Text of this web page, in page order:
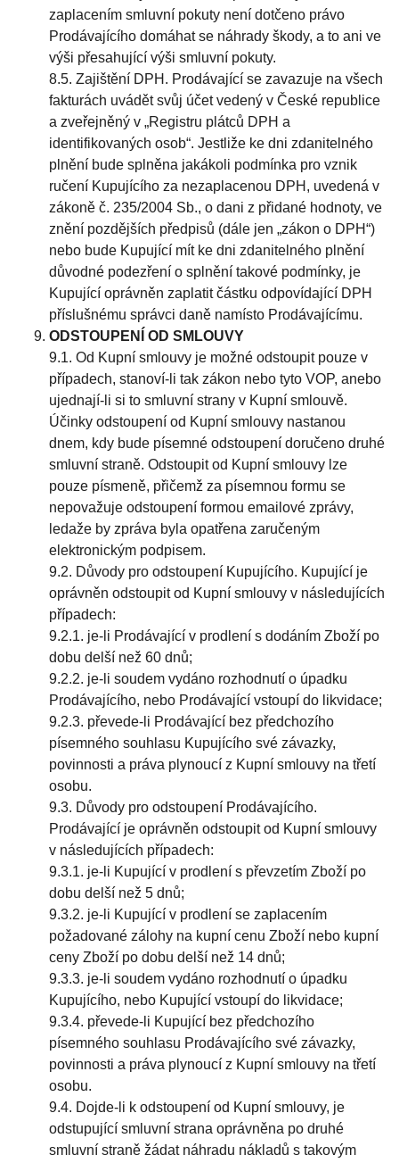
zaplacením smluvní pokuty není dotčeno právo
Prodávajícího domáhat se náhrady škody, a to ani ve
výši přesahující výši smluvní pokuty.
8.5. Zajištění DPH. Prodávající se zavazuje na všech
fakturách uvádět svůj účet vedený v České republice
a zveřejněný v „Registru plátců DPH a
identifikovaných osob“. Jestliže ke dni zdanitelného
plnění bude splněna jakákoli podmínka pro vznik
ručení Kupujícího za nezaplacenou DPH, uvedená v
zákoně č. 235/2004 Sb., o dani z přidané hodnoty, ve
znění pozdějších předpisů (dále jen „zákon o DPH“)
nebo bude Kupující mít ke dni zdanitelného plnění
důvodné podezření o splnění takové podmínky, je
Kupující oprávněn zaplatit částku odpovídající DPH
příslušnému správci daně namísto Prodávajícímu.
ODSTOUPENÍ OD SMLOUVY
9.1. Od Kupní smlouvy je možné odstoupit pouze v
případech, stanoví-li tak zákon nebo tyto VOP, anebo
ujednají-li si to smluvní strany v Kupní smlouvě.
Účinky odstoupení od Kupní smlouvy nastanou
dnem, kdy bude písemné odstoupení doručeno druhé
smluvní straně. Odstoupit od Kupní smlouvy lze
pouze písmeně, přičemž za písemnou formu se
nepovažuje odstoupení formou emailové zprávy,
ledaže by zpráva byla opatřena zaručeným
elektronickým podpisem.
9.2. Důvody pro odstoupení Kupujícího. Kupující je
oprávněn odstoupit od Kupní smlouvy v následujících
případech:
9.2.1. je-li Prodávající v prodlení s dodáním Zboží po
dobu delší než 60 dnů;
9.2.2. je-li soudem vydáno rozhodnutí o úpadku
Prodávajícího, nebo Prodávající vstoupí do likvidace;
9.2.3. převede-li Prodávající bez předchozího
písemného souhlasu Kupujícího své závazky,
povinnosti a práva plynoucí z Kupní smlouvy na třetí
osobu.
9.3. Důvody pro odstoupení Prodávajícího.
Prodávající je oprávněn odstoupit od Kupní smlouvy
v následujících případech:
9.3.1. je-li Kupující v prodlení s převzetím Zboží po
dobu delší než 5 dnů;
9.3.2. je-li Kupující v prodlení se zaplacením
požadované zálohy na kupní cenu Zboží nebo kupní
ceny Zboží po dobu delší než 14 dnů;
9.3.3. je-li soudem vydáno rozhodnutí o úpadku
Kupujícího, nebo Kupující vstoupí do likvidace;
9.3.4. převede-li Kupující bez předchozího
písemného souhlasu Prodávajícího své závazky,
povinnosti a práva plynoucí z Kupní smlouvy na třetí
osobu.
9.4. Dojde-li k odstoupení od Kupní smlouvy, je
odstupující smluvní strana oprávněna po druhé
smluvní straně žádat náhradu nákladů s takovým